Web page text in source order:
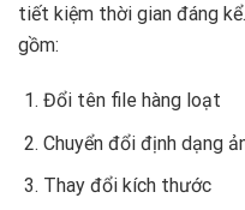
tiết kiệm thời gian đáng
gồm:
Đổi tên file hàng loạt
Chuyển đổi định dạng
Thay đổi kích thước